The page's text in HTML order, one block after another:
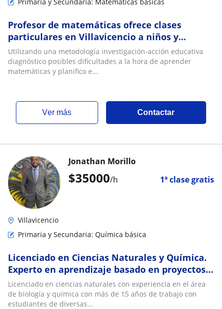
Profesor de matemáticas ofrece clases
particulares en Villavicencio a niños y
adolescentes
Utilizando una metodología investigación-acción educativa
diagnóstico posibles dificultades a la hora de aprender
matemáticas y planifico e...
ver más Contactar
$35000/h 1ª clase gratis
Jonathan Morillo
Villavicencio
Primaria y Secundaria: Química básica
Licenciado en Ciencias Naturales y Química.
Experto en aprendizaje basado en proyectos
clases virtuales y presenciales
Licenciado en ciencias naturales con experiencia en el área
de biología y química con más de 15 años de trabajo con
estudiantes de diversas...